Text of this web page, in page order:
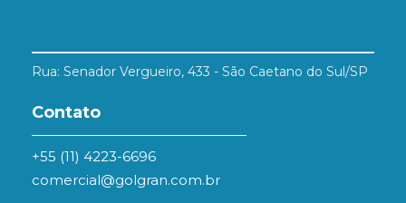
Rua: Senador Vergueiro, 433 - São Caetano do Sul/SP
Contato
+55 (11) 4223-6696
comercial@golgran.com.br